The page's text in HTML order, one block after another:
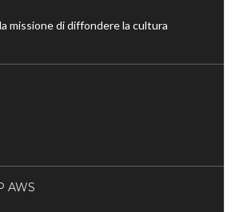
missione di diffondere la cultura
AWS